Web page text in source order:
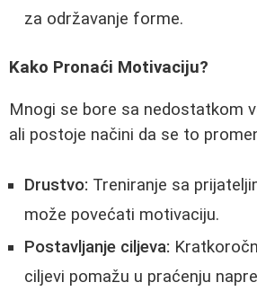
za održavanje forme.
Kako Pronaći Motivaciju?
Mnogi se bore sa nedostatkom
ali postoje načini da se to
Drustvo: Treniranje sa
može povećati motivaciju.
Postavljanje ciljeva:
ciljevi pomažu u praćenju